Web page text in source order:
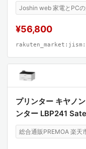
Joshin web 家電とPC
¥56,800
プリンター キヤノ
ンター LBP241
総合通販PREMOA 楽天